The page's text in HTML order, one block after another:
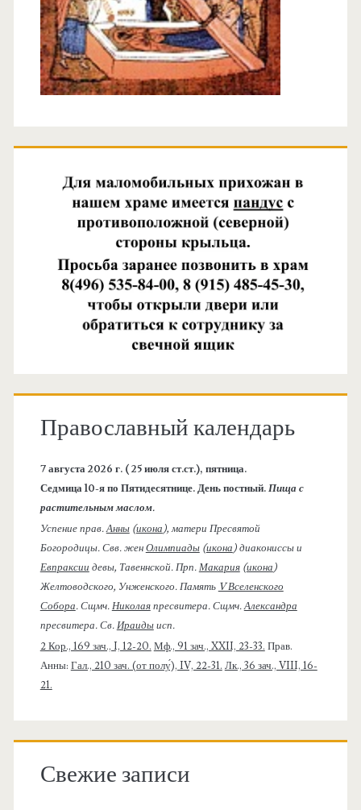
Православный календарь
7 августа 2026 г. ( 25 июля ст.ст.), пятница.
Седмица 10-я по Пятидесятнице. День постный.Пища с
растительным маслом.
Успение прав.Анны(икона), матери Пресвятой
Богородицы. Свв. женОлимпиады(икона) диакониссы и
Евпраксии девы, Тавеннской. Прп.Макария(икона)
Желтоводского, Унженского. Память V Вселенского
Собора. Сщмч.Николаяпресвитера. Сщмч.Александра
пресвитера. Св.Ираидыисп.
2 Кор., 169 зач., I, 12-20. Мф., 91 зач., XXII, 23-33. Прав.
Анны: Гал., 210 зач. (от полу́), IV, 22-31. Лк., 36 зач., VIII, 16-
21.
Свежие записи